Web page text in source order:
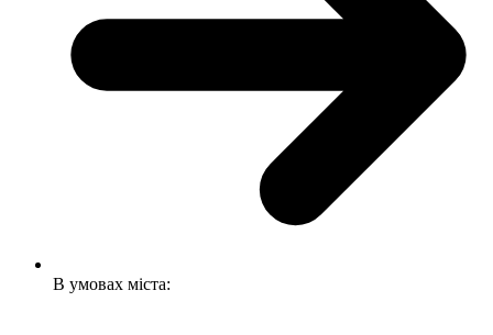
В умовах міста: